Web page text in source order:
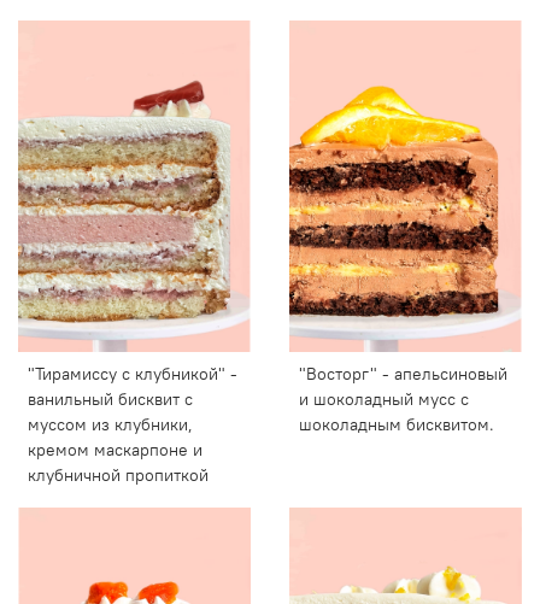
"Тирамиссу с клубникой" -
ванильный бисквит с
муссом из клубники,
кремом маскарпоне и
клубничной пропиткой
"Восторг" - апельсиновый
и шоколадный мусс с
шоколадным бисквитом.